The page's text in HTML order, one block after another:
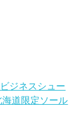
ジネスシュー
道限定ソール